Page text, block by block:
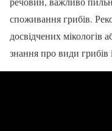
споживання грибів.
досвідчених мікологів
знання про види